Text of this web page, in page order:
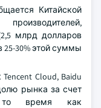
Китайской
млрд долларов
25-30% этой суммы
Cloud, Baidu
рынка за счет
то время как